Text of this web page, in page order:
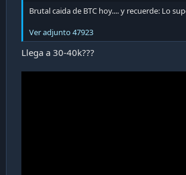
Brutal caida de BTC hoy.... y recuerde: Lo
Ver adjunto 47923
Llega a 30-40k???